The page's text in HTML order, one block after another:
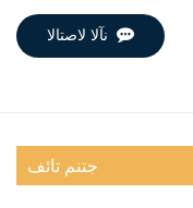
نآلا لاصتالا
جتنم تائف